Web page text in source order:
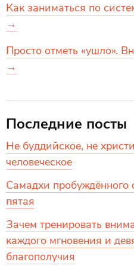
Как заниматься по
→
Просто отметь «ушло».
→
Последние посты
Не буддийское, не
человеческое
Самадхи пробуждённого
пятая
Зачем тренировать
каждого мгновения и
благополучия